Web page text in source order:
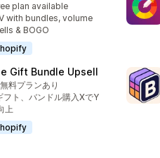
：995件
plan available
with bundles, volume
& BOGO
Gift Bundle Upsell
：4036件
無料プランあり
フト、バンドル購入XでY
上